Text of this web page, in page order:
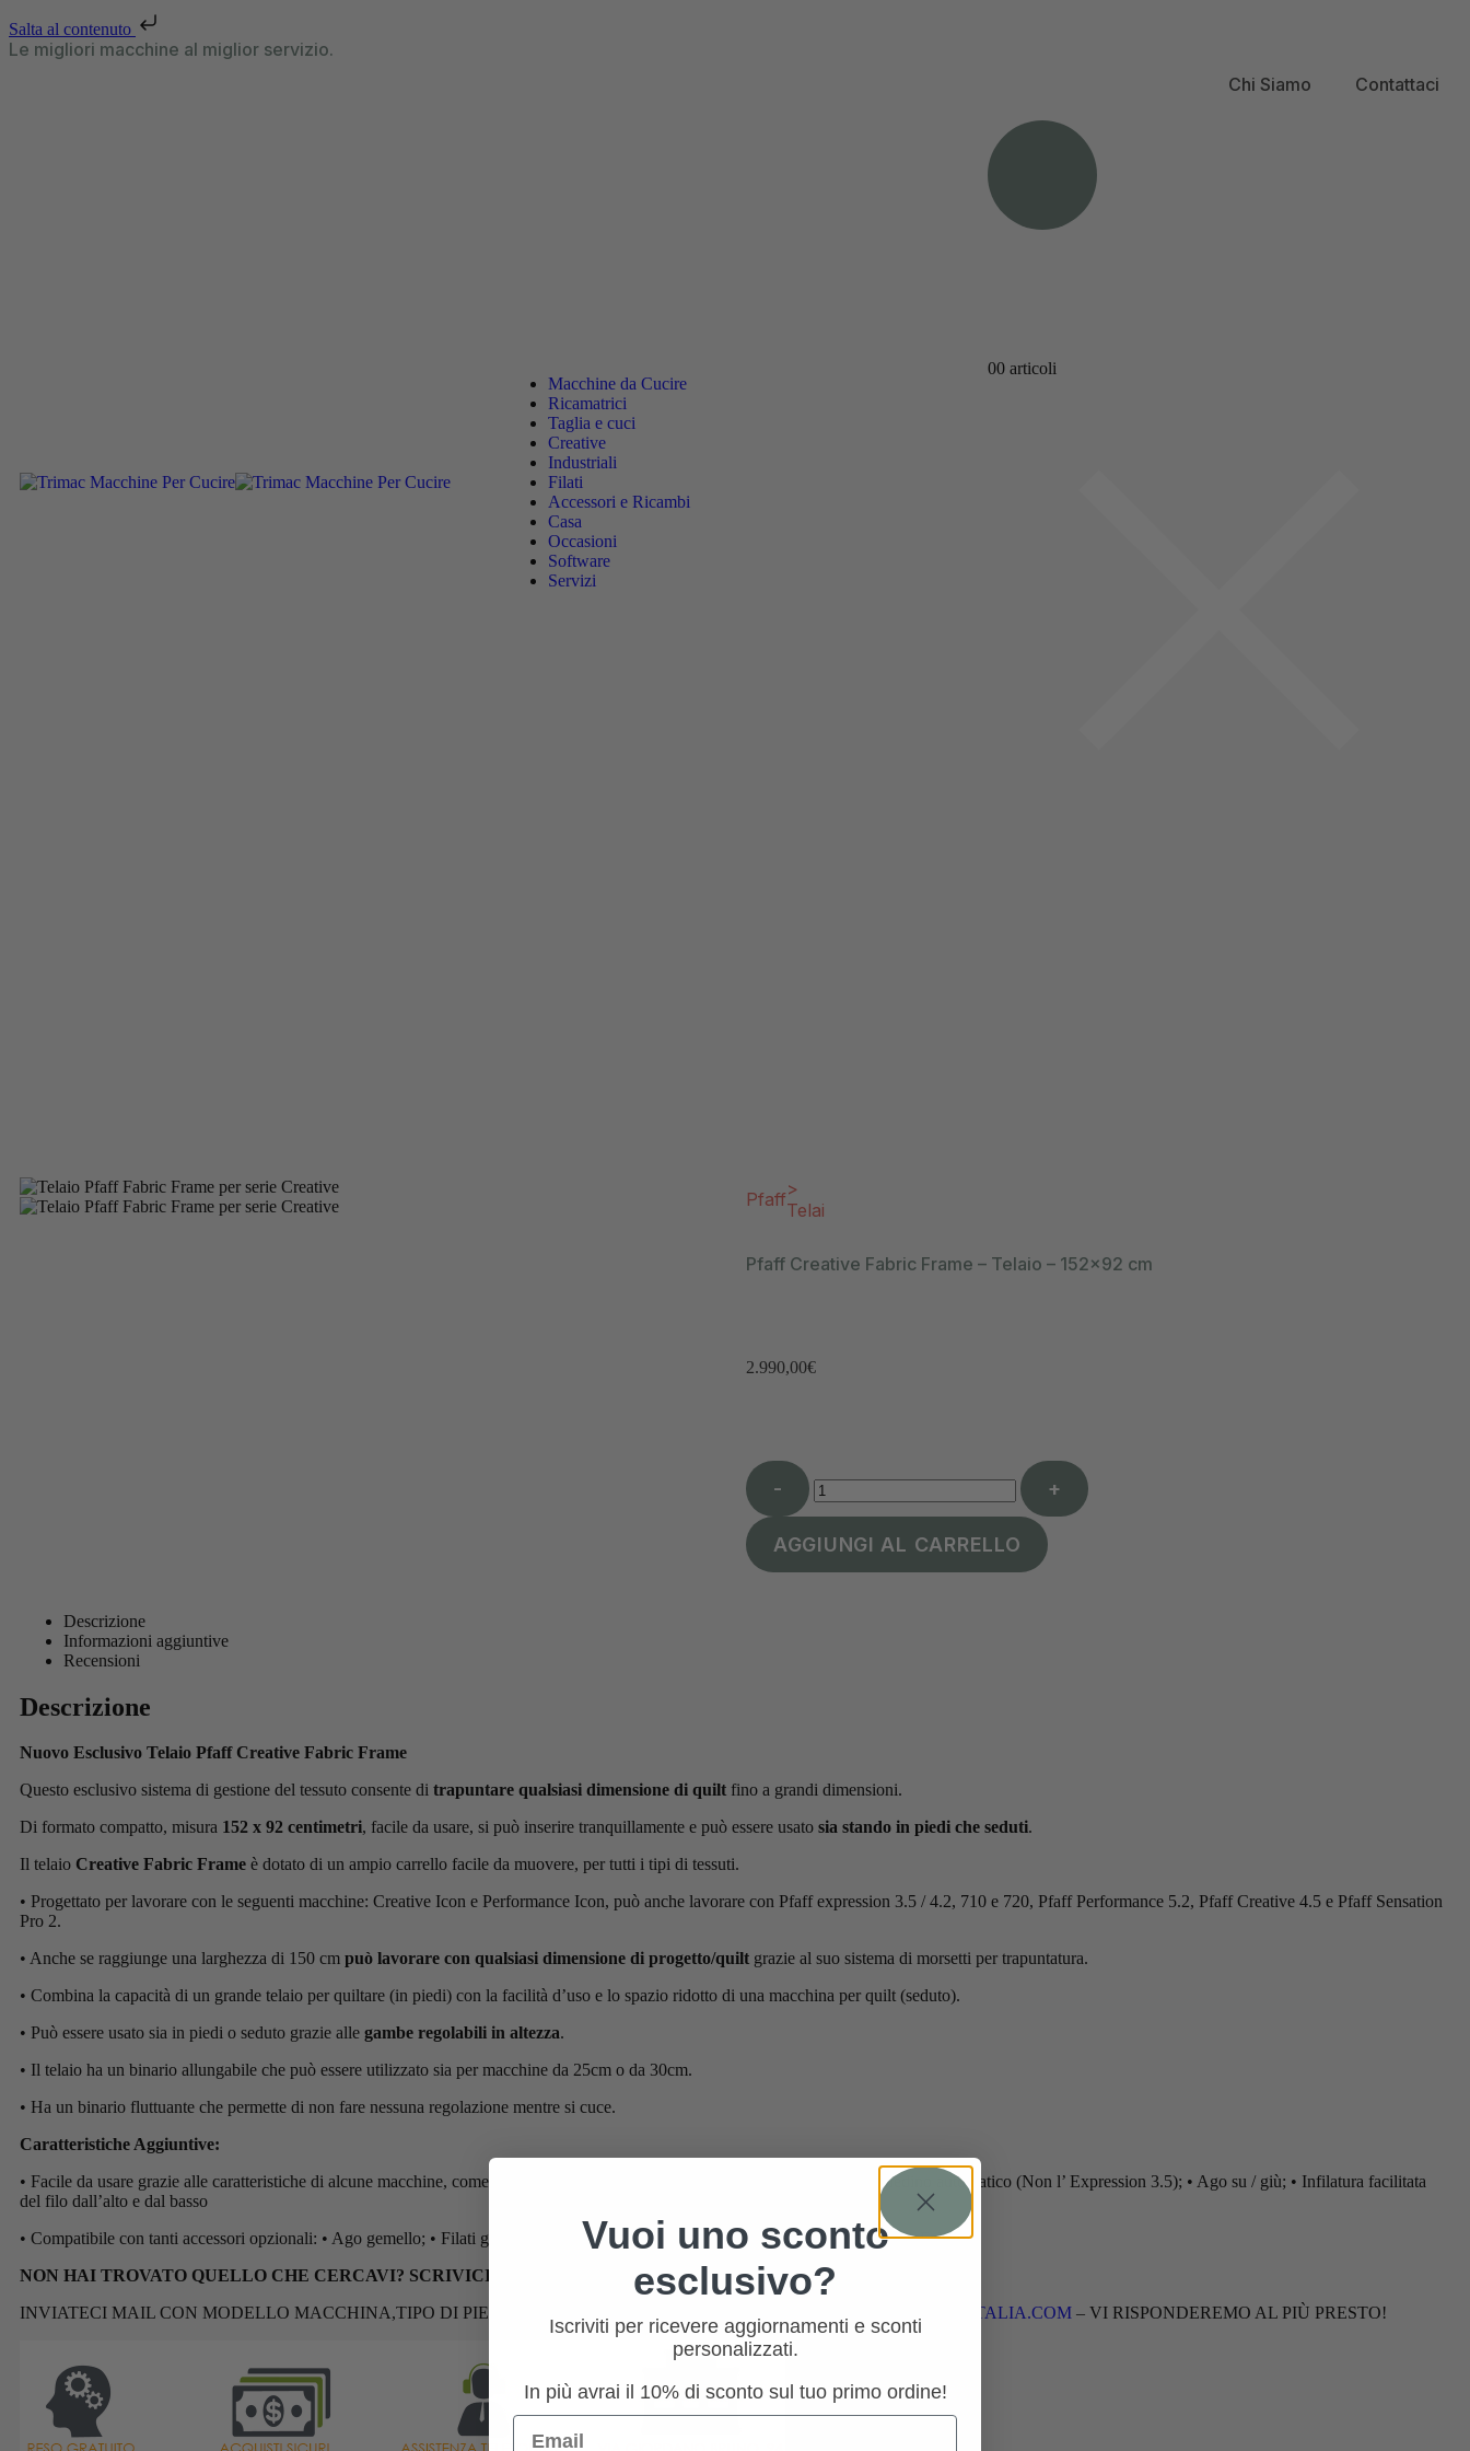
Salta al contenuto
Le migliori macchine al miglior servizio.
Chi Siamo
Contattaci
Macchine da Cucire
Ricamatrici
Taglia e cuci
Creative
Industriali
Filati
Accessori e Ricambi
Casa
Occasioni
Software
Servizi
00 articoli
Pfaff>
Telai
Pfaff Creative Fabric Frame – Telaio – 152×92 cm
2.990,00€
- +
AGGIUNGI AL CARRELLO
Descrizione
Informazioni aggiuntive
Recensioni
Descrizione
Nuovo Esclusivo Telaio Pfaff Creative Fabric Frame
Questo esclusivo sistema di gestione del tessuto consente di trapuntare qualsiasi dimensione di quilt fino a grandi dimensioni.
Di formato compatto, misura 152 x 92 centimetri, facile da usare, si può inserire tranquillamente e può essere usato sia stando in piedi che seduti.
Il telaio Creative Fabric Frame è dotato di un ampio carrello facile da muovere, per tutti i tipi di tessuti.
• Progettato per lavorare con le seguenti macchine: Creative Icon e Performance Icon, può anche lavorare con Pfaff expression 3.5 / 4.2, 710 e 720, Pfaff Performance 5.2, Pfaff Creative 4.5 e Pfaff Sensation
Pro 2.
• Anche se raggiunge una larghezza di 150 cm può lavorare con qualsiasi dimensione di progetto/quilt grazie al suo sistema di morsetti per trapuntatura.
• Combina la capacità di un grande telaio per quiltare (in piedi) con la facilità d’uso e lo spazio ridotto di una macchina per quilt (seduto).
• Può essere usato sia in piedi o seduto grazie alle gambe regolabili in altezza.
• Il telaio ha un binario allungabile che può essere utilizzato sia per macchine da 25cm o da 30cm.
• Ha un binario fluttuante che permette di non fare nessuna regolazione mentre si cuce.
Caratteristiche Aggiuntive:
• Facile da usare grazie alle caratteristiche di alcune macchine, come: • Tensione automatica; • Infila ago; • Taglia filo; • Alza piedino automatico (Non l’ Expression 3.5); • Ago su / giù; • Infilatura facilitata
del filo dall’alto e dal basso
• Compatibile con tanti accessori opzionali: • Ago gemello; • Filati grossi; • Abbellimenti con nastro; • Piedino Echo quilting. • Kit Feltro.
NON HAI TROVATO QUELLO CHE CERCAVI? SCRIVICI!
INVIATECI MAIL CON MODELLO MACCHINA,TIPO DI PIEDINO, ACCESSORIO O FILATO RICHIESTO:
INFO@TRIMACITALIA.COM – VI RISPONDEREMO AL PIÙ PRESTO!
Vuoi uno sconto
esclusivo?
Iscriviti per ricevere aggiornamenti e sconti
personalizzati.
In più avrai il 10% di sconto sul tuo primo ordine!
Email